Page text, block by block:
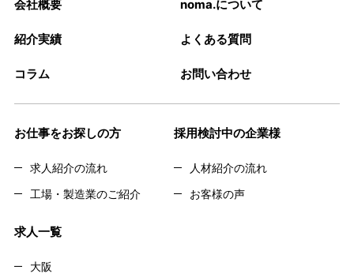
会社概要 noma.について
紹介実績 よくある質問
コラム お問い合わせ
お仕事をお探しの方
求人紹介の流れ
工場・製造業のご紹介
採用検討中の企業様
人材紹介の流れ
お客様の声
求人一覧
大阪